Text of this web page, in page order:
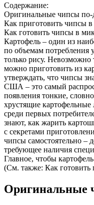
Содержание:
Оригинальные чипсы
Как приготовить чипсы
Как готовить чипсы в
Картофель – один из
по объемам потребления
только рису. Невозможно
можно приготовить из
утверждать, что чипсы
США – это самый
появления тонкие,
хрустящие
среди первых
знают, как жарить
с секретами
чипсы самостоятельно –
требующее наличия
Главное, чтобы
(См. также: Как готовить
Оригинальные